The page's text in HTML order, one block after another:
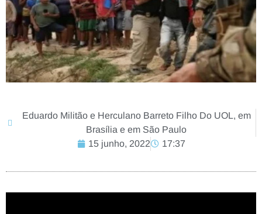
Eduardo Militão e Herculano Barreto Filho Do UOL, em
Brasília e em São Paulo
15 junho, 2022
17:37